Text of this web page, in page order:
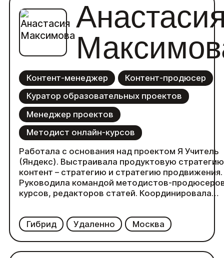
Гибрид Удаленно Москва
Контент-менеджер
Контент-продюсер
Куратор образовательных проектов
Менеджер проектов
Методист онлайн-курсов
Работала с основания над проектом Я Учитель
(Яндекс). Выстраивала продуктовую
контент – стратегию и стратегию продвижения.
Руководила командой методистов-
курсов, редакторов статей. Координировала
(дизайнер, иллюстратор, оператор,
звукорежиссер, монтажер, редактор) и
маркетингом основного продукта (дизайнеры